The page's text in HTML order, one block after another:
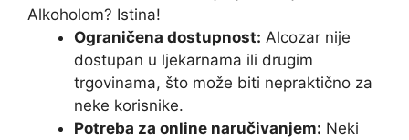
Ograničena dostupnost: Alcozar nije
dostupan u ljekarnama ili drugim
trgovinama, što može biti nepraktično za
neke korisnike.
Potreba za online naručivanjem: Neki